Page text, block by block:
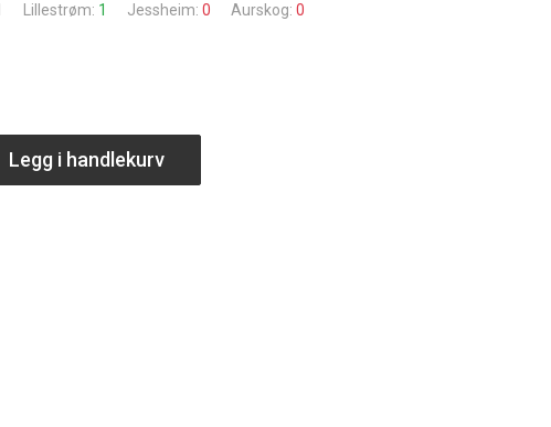
Lillestrøm: 1 Jessheim: 0 Aurskog: 0
Legg i handlekurv